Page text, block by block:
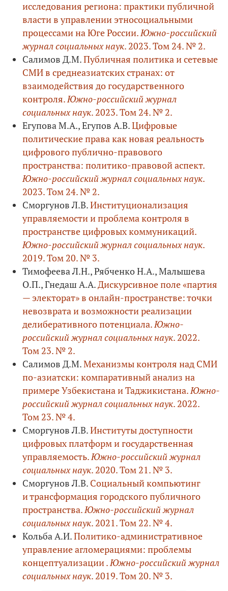
исследования региона: практики публичной
власти в управлении этносоциальными
процессами на Юге России.Южно-российский
журнал социальных наук. 2023. Том 24. № 2.
Салимов Д.М.Публичная политика и сетевые
СМИ в среднеазиатских странах: от
взаимодействия до государственного
контроля.Южно-российский журнал
социальных наук. 2023. Том 24. № 2.
Егупова М.А., Егупов А.В.Цифровые
политические права как новая реальность
цифрового публично-правового
пространства: политико-правовой аспект.
Южно-российский журнал социальных наук.
2023. Том 24. № 2.
Сморгунов Л.В.Институционализация
управляемости и проблема контроля в
пространстве цифровых коммуникаций.
Южно-российский журнал социальных наук.
2019. Том 20. № 3.
Тимофеева Л.Н., Рябченко Н.А., Малышева
О.П., Гнедаш А.А.Дискурсивное поле «партия
— электорат» в онлайн-пространстве: точки
невозврата и возможности реализации
делиберативного потенциала.Южно-
российский журнал социальных наук. 2022.
Том 23. № 2.
Салимов Д.М.Механизмы контроля над СМИ
по-азиатски: компаративный анализ на
примере Узбекистана и Таджикистана.Южно-
российский журнал социальных наук. 2022.
Том 23. № 4.
Сморгунов Л.В.Институты доступности
цифровых платформ и государственная
управляемость.Южно-российский журнал
социальных наук. 2020. Том 21. № 3.
Сморгунов Л.В. Социальный компьютинг
и транcформация городского публичного
пространства.Южно-российский журнал
социальных наук. 2021. Том 22. № 4.
Кольба А.И.Политико-административное
управление агломерациями: проблемы
концептуализации .Южно-российский журнал
социальных наук. 2019. Том 20. № 3.